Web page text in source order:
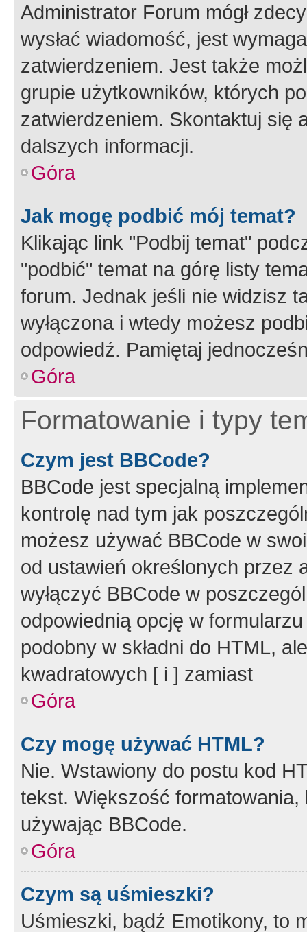
Administrator Forum mógł
wysłać wiadomość, jest
zatwierdzeniem. Jest także
grupie użytkowników, których
zatwierdzeniem. Skontaktuj się
dalszych informacji.
Góra
Jak mogę podbić mój temat?
Klikając link "Podbij temat"
"podbić" temat na górę listy
forum. Jednak jeśli nie widzisz
wyłączona i wtedy możesz
odpowiedź. Pamiętaj
Góra
Formatowanie i typy
Czym jest BBCode?
BBCode jest specjalną
kontrolę nad tym jak
możesz używać BBCode w
od ustawień określonych przez
wyłączyć BBCode w
odpowiednią opcję w
podobny w składni do HTML,
kwadratowych [ i ] zamiast
Góra
Czy mogę używać HTML?
Nie. Wstawiony do postu kod
tekst. Większość
używając BBCode.
Góra
Czym są uśmieszki?
Uśmieszki, bądź Emotikony, to